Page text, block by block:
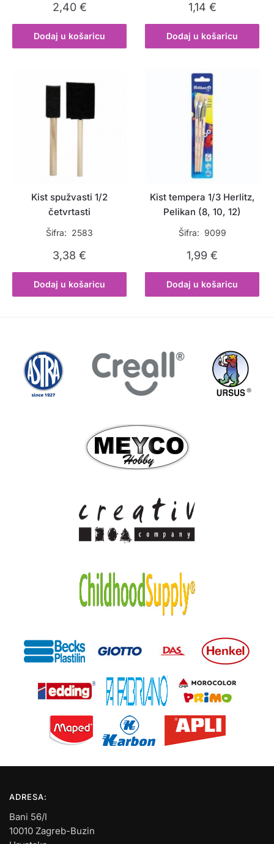
2,40 €
Dodaj u košaricu
1,14 €
Dodaj u košaricu
Kist spužvasti 1/2
četvrtasti
Šifra: 2583
3,38€
Dodaj u košaricu
Kist tempera 1/3 Herlitz,
Pelikan (8, 10, 12)
Šifra: 9099
1,99€
Dodaj u košaricu
ADRESA:
Bani 56/I
10010 Zagreb-Buzin